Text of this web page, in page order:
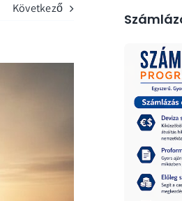
Következő